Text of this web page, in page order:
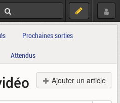
Prochaines sorties
Attendus
Ajouter un article